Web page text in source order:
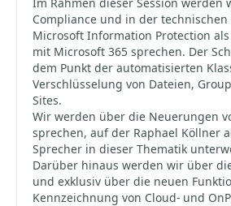
Compliance und in der
Microsoft Information Protection
mit Microsoft 365 sprechen. Der
dem Punkt der automatisierten
Verschlüsselung von Dateien,
Sites.
Wir werden über die Neuerungen
sprechen, auf der Raphael Köllner
Sprecher in dieser Thematik
Darüber hinaus werden wir über
und exklusiv über die neuen
Kennzeichnung von Cloud- und